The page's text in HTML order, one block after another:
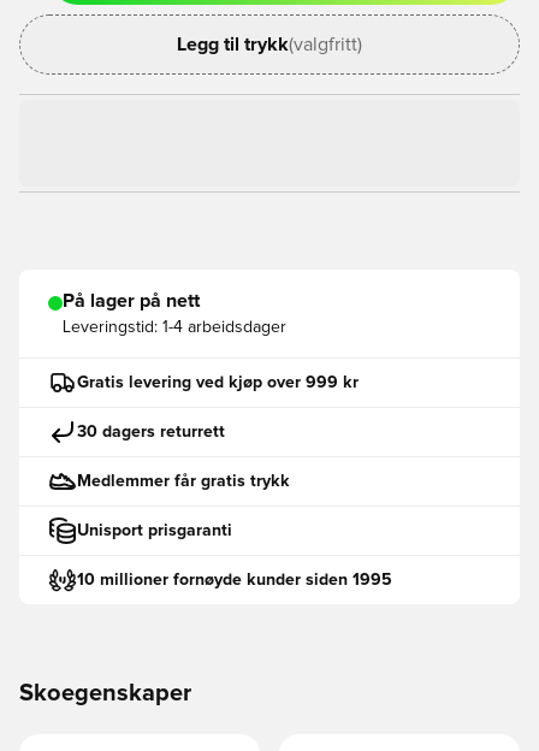
Legg til trykk(valgfritt)
På lager på nett
Leveringstid: 1-4 arbeidsdager
Gratis levering ved kjøp over 999 kr
30 dagers returrett
Medlemmer får gratis trykk
Unisport prisgaranti
10 millioner fornøyde kunder siden 1995
Skoegenskaper